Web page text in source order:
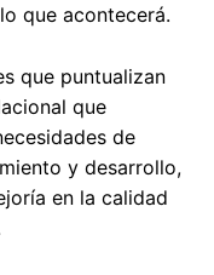
que acontecerá.
que puntualizan
que
de
y desarrollo,
en la calidad